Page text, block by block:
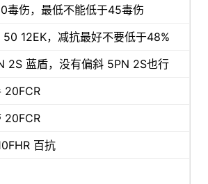
毒伤，最低不能低于45毒伤
12EK，减抗最好不要低于48%
2S 蓝盾，没有偏斜 5PN 2S也行
20FCR
20FCR
百抗